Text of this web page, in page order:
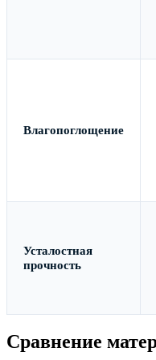
Влагопоглощение
Усталостная
прочность
Сравнение